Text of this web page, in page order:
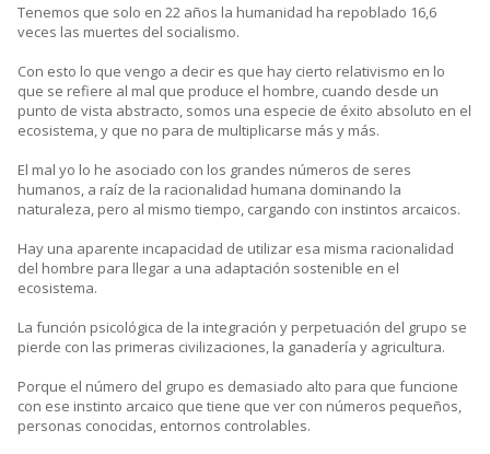
Tenemos que solo en 22 años la humanidad ha repoblado 16,6
veces las muertes del socialismo.
Con esto lo que vengo a decir es que hay cierto relativismo en lo
que se refiere al mal que produce el hombre, cuando desde un
punto de vista abstracto, somos una especie de éxito absoluto en el
ecosistema, y que no para de multiplicarse más y más.
El mal yo lo he asociado con los grandes números de seres
humanos, a raíz de la racionalidad humana dominando la
naturaleza, pero al mismo tiempo, cargando con instintos arcaicos.
Hay una aparente incapacidad de utilizar esa misma racionalidad
del hombre para llegar a una adaptación sostenible en el
ecosistema.
La función psicológica de la integración y perpetuación del grupo se
pierde con las primeras civilizaciones, la ganadería y agricultura.
Porque el número del grupo es demasiado alto para que funcione
con ese instinto arcaico que tiene que ver con números pequeños,
personas conocidas, entornos controlables.